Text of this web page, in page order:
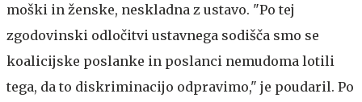
moški in ženske, neskladna z ustavo. "Po tej
zgodovinski odločitvi ustavnega sodišča smo se
koalicijske poslanke in poslanci nemudoma lotili
tega, da to diskriminacijo odpravimo," je poudaril. Po